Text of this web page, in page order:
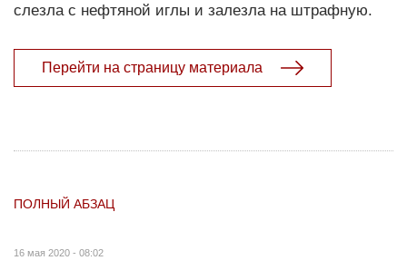
слезла с нефтяной иглы и залезла на штрафную.
Перейти на страницу материала
ПОЛНЫЙ АБЗАЦ
16 мая 2020 - 08:02